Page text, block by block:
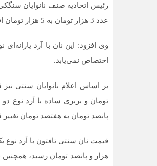
عدد 3 هزار تومان به 5 هزار تومان افزایش یافت و دیگر، امروز با افزایش قیمت سایر نان‌ها تغییر قیمت جدیدی ندارد.
اختصاص نمی‌یابد.
پانصد تومان به هفتصد تومان